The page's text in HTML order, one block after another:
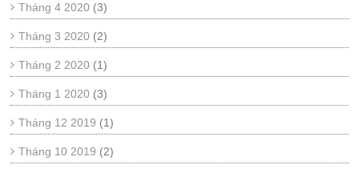
Tháng 4 2020 (3)
Tháng 3 2020 (2)
Tháng 2 2020 (1)
Tháng 1 2020 (3)
Tháng 12 2019 (1)
Tháng 10 2019 (2)